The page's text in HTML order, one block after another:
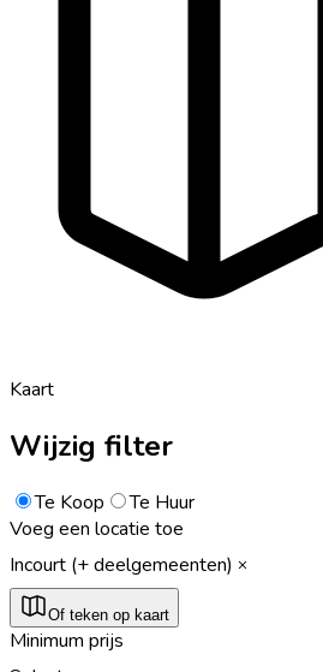
Kaart
Wijzig filter
Te Koop
Te Huur
Voeg een locatie toe
Incourt (+ deelgemeenten)
Of teken op kaart
Minimum prijs